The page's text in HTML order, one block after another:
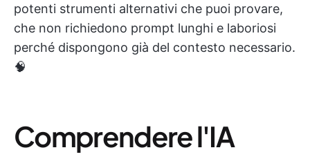
potenti strumenti alternativi che puoi provare,
che non richiedono prompt lunghi e laboriosi
perché dispongono già del contesto necessario.
🧠
Comprendere l'IA